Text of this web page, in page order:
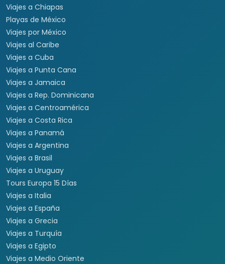
Viajes a Chiapas
Playas de México
Viajes por México
Viajes al Caribe
Viajes a Cuba
Viajes a Punta Cana
Viajes a Jamaica
Viajes a Rep. Dominicana
Viajes a Centroamérica
Viajes a Costa Rica
Viajes a Panamá
Viajes a Argentina
Viajes a Brasil
Viajes a Uruguay
Tours Europa 15 Días
Viajes a Italia
Viajes a España
Viajes a Grecia
Viajes a Turquía
Viajes a Egipto
Viajes a Medio Oriente